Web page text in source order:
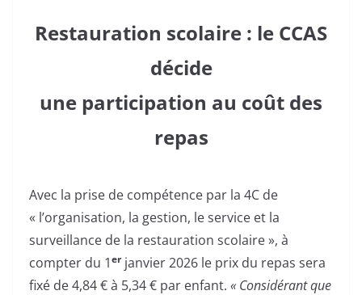
Restauration scolaire : le CCAS
décide
une participation au coût des
repas
Avec la prise de compétence par la 4C de
« l’organisation, la gestion, le service et la
surveillance de la restauration scolaire », à
compter du 1erjanvier 2026 le prix du repas sera
fixé de 4,84 € à 5,34 € par enfant. « Considérant que